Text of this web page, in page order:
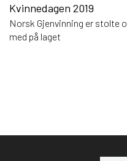
Kvinnedagen 2019
Norsk Gjenvinning er stolte
med på laget